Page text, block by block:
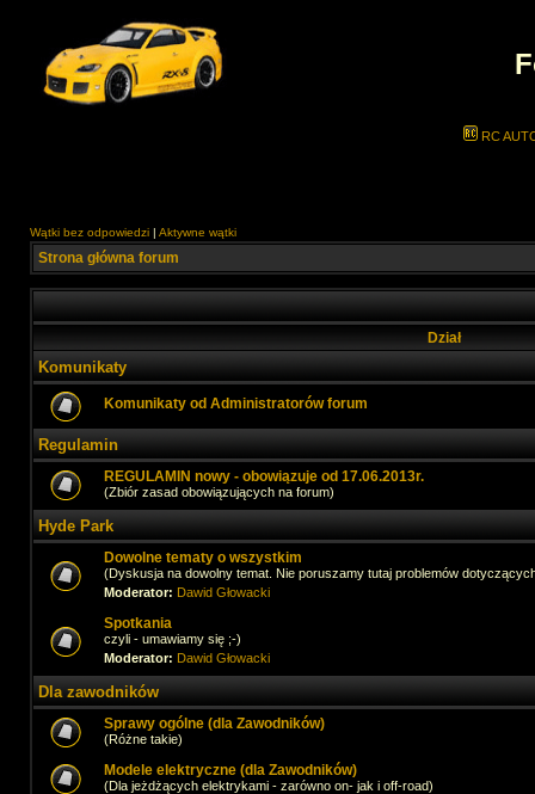
RC
Wątki bez odpowiedzi | Aktywne wątki
Strona główna forum
Dział
Komunikaty
Komunikaty od Administratorów forum
Regulamin
REGULAMIN nowy - obowiązuje od 17.06.2013r.
(Zbiór zasad obowiązujących na forum)
Hyde Park
Dowolne tematy o wszystkim
(Dyskusja na dowolny temat. Nie poruszamy tutaj problemów
Moderator: Dawid Głowacki
Spotkania
czyli - umawiamy się ;-)
Moderator: Dawid Głowacki
Dla zawodników
Sprawy ogólne (dla Zawodników)
(Różne takie)
Modele elektryczne (dla Zawodników)
(Dla jeżdżących elektrykami - zarówno on- jak i off-road)